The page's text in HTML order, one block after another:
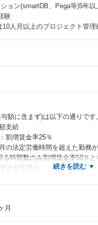
ョン(smartDB、Pega等)5年以
験
10人月以上のプロジェクト管理
額に含まず)は以下の通りです
支給
割増賃金率25％
労働時間を超えた勤務が
のみ割増賃金率50％とな
賃金率25％
ーに則り、学歴や経験にこだ
社員のパフォーマンスが最大
月